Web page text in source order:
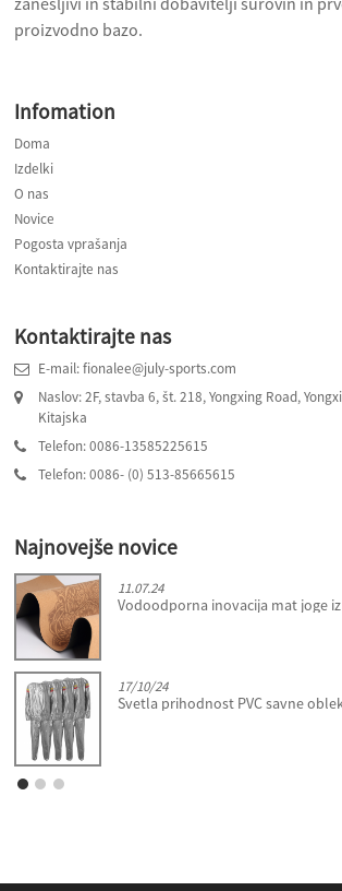
proizvodno bazo.
Infomation
Doma
Izdelki
O nas
Novice
Pogosta vprašanja
Kontaktirajte nas
Kontaktirajte nas
E-mail: fionalee@july-sports.com
Naslov: 2F, stavba 6, št. 218, Yongxing Road,
Kitajska
Telefon: 0086-13585225615
Telefon: 0086- (0) 513-85665615
Najnovejše novice
11.07.24
Vodoodporna inovacija mat joge
17/10/24
Svetla prihodnost PVC savne